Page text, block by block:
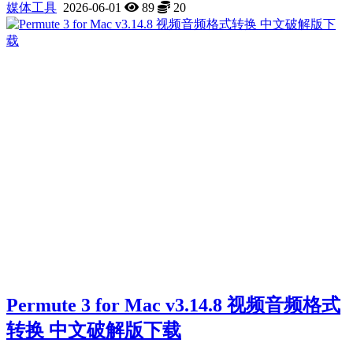
媒体工具 2026-06-01 89 20
Permute 3 for Mac v3.14.8 视频音频格式
转换 中文破解版下载